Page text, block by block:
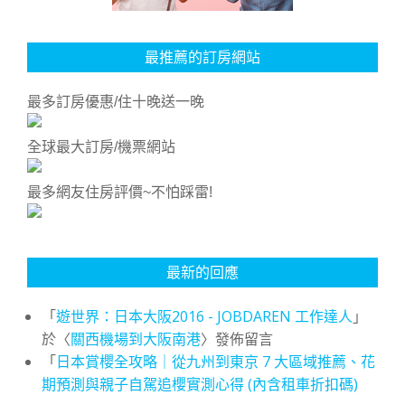
最推薦的訂房網站
最多訂房優惠/住十晚送一晚
全球最大訂房/機票網站
最多網友住房評價~不怕踩雷!
最新的回應
「遊世界：日本大阪2016 - JOBDAREN 工作達人 」
於〈關西機場到大阪南港〉發佈留言
「日本賞櫻全攻略｜從九州到東京 7 大區域推薦、花
期預測與親子自駕追櫻實測心得 (內含租車折扣碼)